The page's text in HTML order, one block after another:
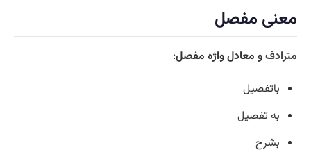
معنی مفصل
مترادفو معادل واژه مفصل:
باتفصیل
به تفصیل
بشرح